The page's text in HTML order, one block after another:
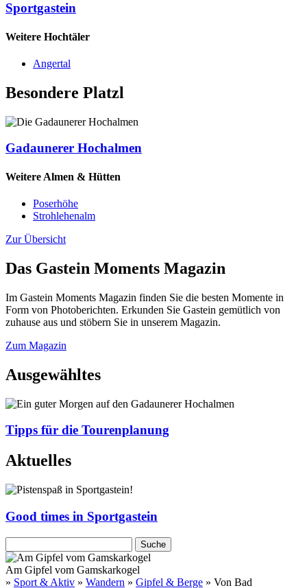
Sportgastein
Weitere Hochtäler
Angertal
Besondere Platzl
Gadaunerer Hochalmen
Weitere Almen & Hütten
Poserhöhe
Strohlehenalm
Zur Übersicht
Das Gastein Moments Magazin
Im Gastein Moments Magazin finden Sie die besten Momente in
Form von Photoberichten. Erkunden Sie Gastein gemütlich von
zuhause aus und stöbern Sie in unserem Magazin.
Zum Magazin
Ausgewähltes
Tipps für die Tourenplanung
Aktuelles
Good times in Sportgastein
Am Gipfel vom Gamskarkogel
» Sport & Aktiv » Wandern » Gipfel & Berge » Von Bad